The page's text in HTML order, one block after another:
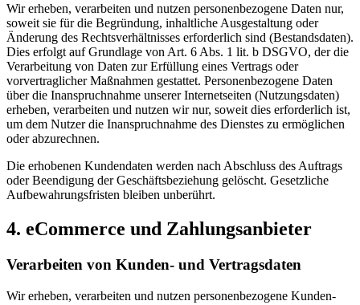
Wir erheben, verarbeiten und nutzen personenbezogene Daten nur,
soweit sie für die Begründung, inhaltliche Ausgestaltung oder
Änderung des Rechtsverhältnisses erforderlich sind (Bestandsdaten).
Dies erfolgt auf Grundlage von Art. 6 Abs. 1 lit. b DSGVO, der die
Verarbeitung von Daten zur Erfüllung eines Vertrags oder
vorvertraglicher Maßnahmen gestattet. Personenbezogene Daten
über die Inanspruchnahme unserer Internetseiten (Nutzungsdaten)
erheben, verarbeiten und nutzen wir nur, soweit dies erforderlich ist,
um dem Nutzer die Inanspruchnahme des Dienstes zu ermöglichen
oder abzurechnen.
Die erhobenen Kundendaten werden nach Abschluss des Auftrags
oder Beendigung der Geschäftsbeziehung gelöscht. Gesetzliche
Aufbewahrungsfristen bleiben unberührt.
4. eCommerce und Zahlungs­anbieter
Verarbeiten von Kunden- und Vertragsdaten
Wir erheben, verarbeiten und nutzen personenbezogene Kunden-